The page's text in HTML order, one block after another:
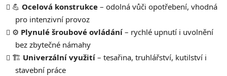
💪 Ocelová konstrukce – odolná vůči opotřebení, vhodná
pro intenzivní provoz
⚙️ Plynulé šroubové ovládání – rychlé upnutí i uvolnění
bez zbytečné námahy
🏗️ Univerzální využití – tesařina, truhlářství, kutilství i
stavební práce